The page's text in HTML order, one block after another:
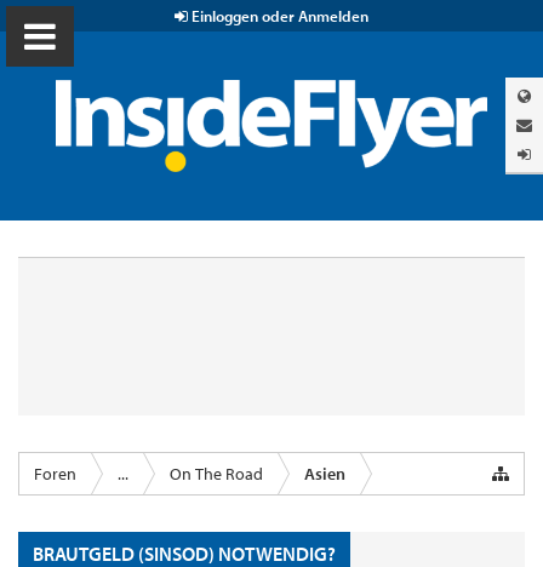
Einloggen oder Anmelden
Foren ... On The Road Asien
BRAUTGELD (SINSOD) NOTWENDIG?